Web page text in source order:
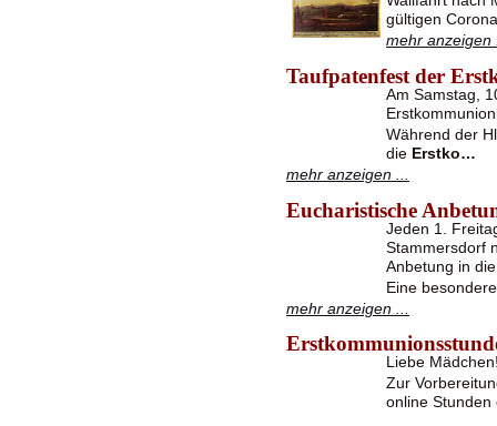
gültigen
mehr anzeigen
Taufpatenfest der
Am Samstag,
Während der
die Erstko…
mehr anzeigen ...
Eucharistische
Jeden 1.
Stammersdorf
Anbetung in
Eine
mehr anzeigen ...
Liebe
Zur
online Stunden